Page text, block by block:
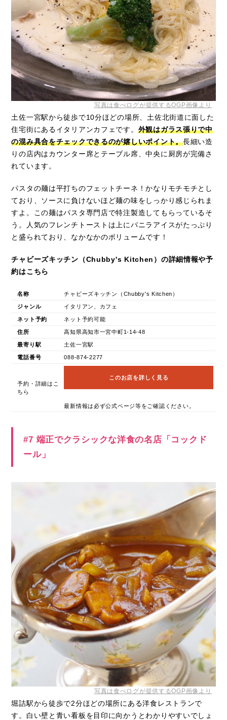
写真は食べログが提供するOGP画像より
土佐一宮駅から徒歩で10分ほどの場所、土佐北街道に面した
住宅街にあるイタリアンカフェです。 外観はガラス張りで中
の混み具合をチェックできるのが嬉しいポイント。長細い造
りの店内はカウンター席とテーブル席、中央に厨房が完備さ
れています。
パスタの麺は平打ちのフェットチーネ！かなりモチモチとし
ており、ソースに負けないほど麺の味をしっかり感じられま
すよ。この麺はパスタ専門店で特注製造してもらっているそ
う。人気のフレンチトーストは上にバニラアイスがたっぷり
と盛られており、なかなかのボリュームです！
チャビーズキッチン（Chubby's Kitchen）の詳細情報や予
約はこちら
名称 チャビーズキッチン（Chubby's Kitchen）
ジャンル イタリアン、カフェ
ネット予約 ネット予約可能
住所 高知県高知市一宮中町1-14-48
最寄り駅 土佐一宮駅
電話番号 088-874-2277
予約・詳細はこ
ちら
このお店を詳しく見る
最新情報は必ず公式ページ等をご確認ください。
#7 端正でクラシックな洋食の名店「コックド
ール」
写真は食べログが提供するOGP画像より
堀詰駅から徒歩で2分ほどの場所にある洋食レストランで
す。白い壁と青い看板を目印に向かうとわかりやすいでしょ